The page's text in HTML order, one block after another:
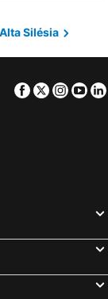
Rudniki Airport
Alta Silésia
Facebook
Twitter